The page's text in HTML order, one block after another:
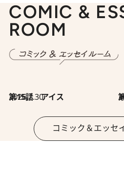
COMIC &
ROOM
2026.7.30
第15話 アイス 第
コミック＆エッセ